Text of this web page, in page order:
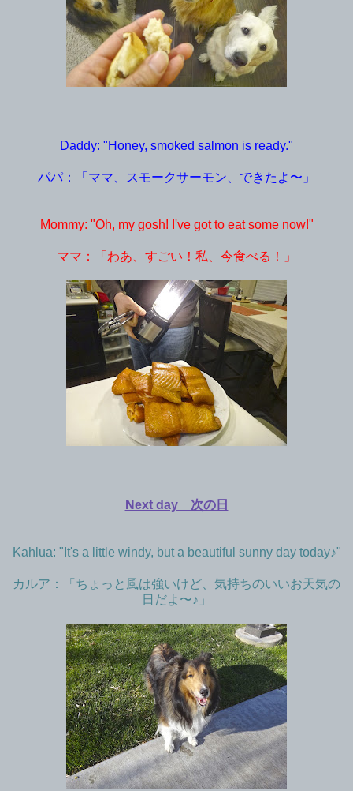
Daddy: "Honey, smoked salmon is ready."
パパ：「ママ、スモークサーモン、できたよ〜」
Mommy: "Oh, my gosh! I've got to eat some now!"
ママ：「わあ、すごい！私、今食べる！」
Next day 次の日
Kahlua: "It's a little windy, but a beautiful sunny day today♪"
カルア：「ちょっと風は強いけど、気持ちのいいお天気の
日だよ〜♪」